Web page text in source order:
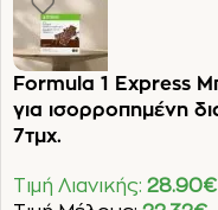
Formula 1 Express
για ισορροπημένη
7τμχ.
Τιμή Λιανικής: 28.90€